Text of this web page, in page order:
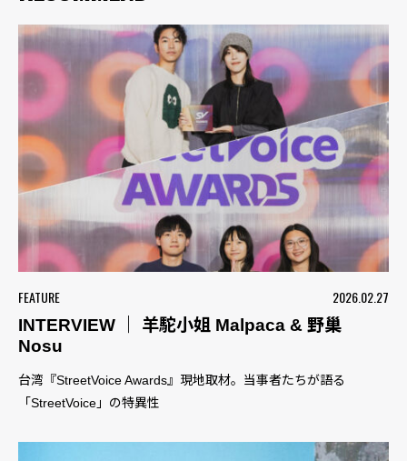
FEATURE
2026.02.27
INTERVIEW ｜ 羊駝小姐 Malpaca & 野巢
Nosu
台湾『StreetVoice Awards』現地取材。当事者たちが語る
「StreetVoice」の特異性